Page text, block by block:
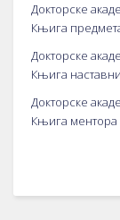
Докторске
Књига
Докторске
Књига
Докторске
Књига ментора